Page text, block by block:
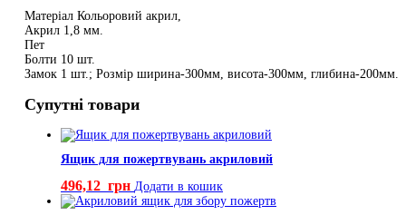
Матеріал Кольоровий акрил,
Акрил 1,8 мм.
Пет
Болти 10 шт.
Замок 1 шт.; Розмір ширина-300мм, висота-300мм, глибина-200мм.
Супутні товари
Ящик для пожертвувань акриловий
496,12 грн Додати в кошик